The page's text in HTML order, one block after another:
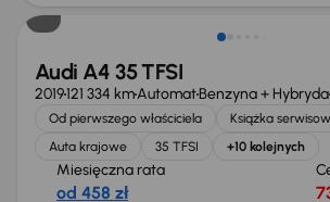
Audi A4 35 TFSI
2019121 334 kmAutomatBenzyna + Hybryda
Od pierwszego właściciela
Książka
Auta krajowe
35 TFSI +10 kolejnych
Miesięczna rata
od 458 zł